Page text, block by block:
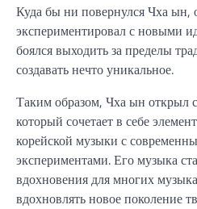
Куда бы ни повернулся Чха ын,
экспериментировал с новыми
боялся выходить за пределы
создавать нечто уникальное.
Таким образом, Чха ын открыл
который сочетает в себе
корейской музыки с
экспериментами. Его музыка
вдохновения для многих
вдохновлять новое поколение